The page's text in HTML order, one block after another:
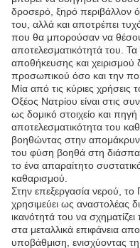
δροσερό, ξηρό περιβάλλον
του, αλλά και αποτρέπει
που θα μπορούσαν να
αποτελεσματικότητά του.
αποθήκευσης και χειρισμού
προσωπικού όσο και την
Μία από τις κύριες χρήσεις
Οξέος Νατρίου είναι στις
ως δομικό στοιχείο και
αποτελεσματικότητα του
βοηθώντας στην
του φύση βοηθά στη
το ένα απαραίτητο
καθαρισμού.
Στην επεξεργασία νερού, το
χρησιμεύει ως αναστολέας
ικανότητά του να
στα μεταλλικά επιφάνεια
υποβάθμιση, ενισχύοντας